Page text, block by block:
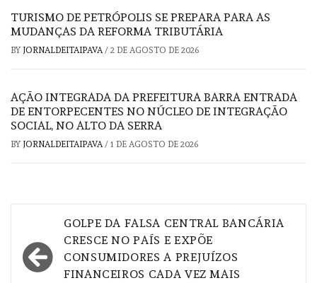
TURISMO DE PETRÓPOLIS SE PREPARA PARA AS
MUDANÇAS DA REFORMA TRIBUTÁRIA
BY JORNALDEITAIPAVA/ 2 DE AGOSTO DE 2026
AÇÃO INTEGRADA DA PREFEITURA BARRA ENTRADA
DE ENTORPECENTES NO NÚCLEO DE INTEGRAÇÃO
SOCIAL, NO ALTO DA SERRA
BY JORNALDEITAIPAVA/ 1 DE AGOSTO DE 2026
Navegação
de
Post
GOLPE DA FALSA CENTRAL BANCÁRIA
CRESCE NO PAÍS E EXPÕE
CONSUMIDORES A PREJUÍZOS
FINANCEIROS CADA VEZ MAIS